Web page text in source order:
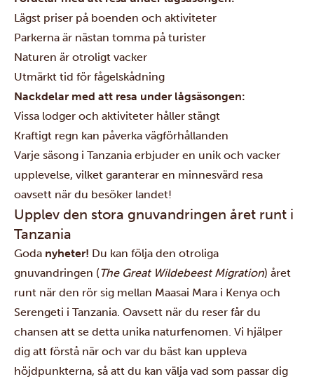
Lägst priser på boenden och aktiviteter
Parkerna är nästan tomma på turister
Naturen är otroligt vacker
Utmärkt tid för fågelskådning
Nackdelar med att resa under lågsäsongen:
Vissa lodger och aktiviteter håller stängt
Kraftigt regn kan påverka vägförhållanden
Varje säsong i Tanzania erbjuder en unik och vacker
upplevelse, vilket garanterar en minnesvärd resa
oavsett när du besöker landet!
Upplev den stora gnuvandringen året runt i
Tanzania
Goda nyheter! Du kan följa den otroliga
gnuvandringen (The Great Wildebeest Migration) året
runt när den rör sig mellan Maasai Mara i Kenya och
Serengeti i Tanzania. Oavsett när du reser får du
chansen att se detta unika naturfenomen. Vi hjälper
dig att förstå när och var du bäst kan uppleva
höjdpunkterna, så att du kan välja vad som passar dig